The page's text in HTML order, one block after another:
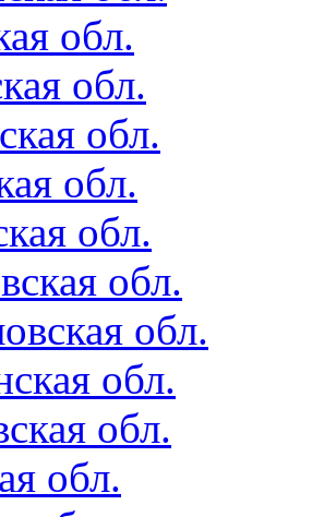
обл.
обл.
обл.
обл.
обл.
обл.
обл.
обл.
обл.
обл.